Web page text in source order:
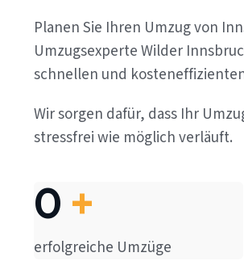
Planen Sie Ihren Umzug von
Umzugsexperte Wilder
schnellen und
Wir sorgen dafür, dass Ihr
stressfrei wie möglich verläuft.
0 +
erfolgreiche Umzüge